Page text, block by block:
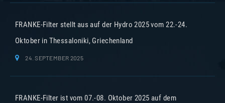
FRANKE-Filter stellt aus auf der Hydro 2025 vom 22.-24.
Oktober in Thessaloniki, Griechenland
24. SEPTEMBER 2025
FRANKE-Filter ist vom 07.-08. Oktober 2025 auf dem